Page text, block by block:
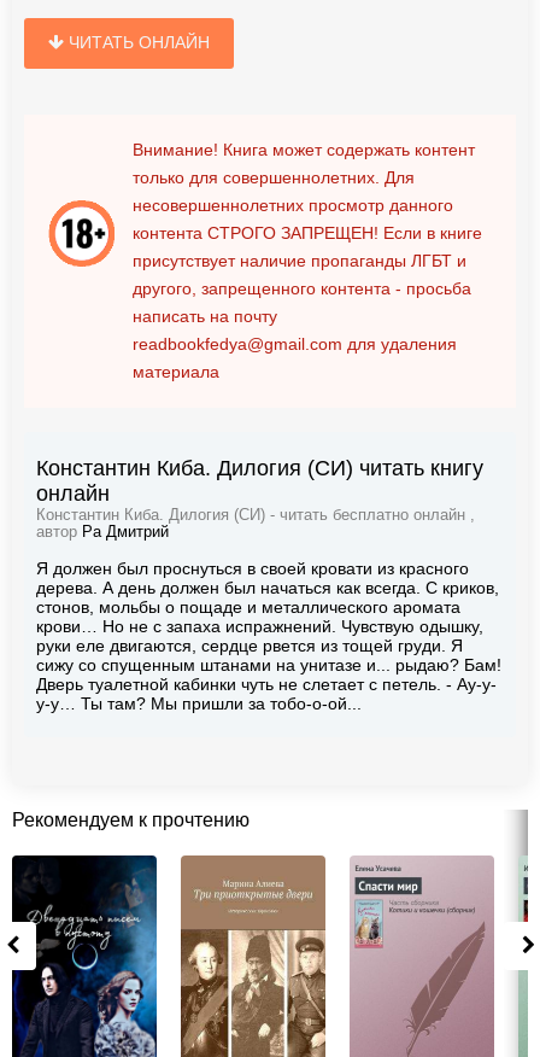
ЧИТАТЬ ОНЛАЙН
Внимание! Книга может содержать контент
только для совершеннолетних. Для
несовершеннолетних просмотр данного
контента СТРОГО ЗАПРЕЩЕН! Если в книге
присутствует наличие пропаганды ЛГБТ и
другого, запрещенного контента - просьба
написать на почту
readbookfedya@gmail.com для удаления
материала
Константин Киба. Дилогия (СИ) читать книгу
онлайн
Константин Киба. Дилогия (СИ) - читать бесплатно онлайн ,
автор Ра Дмитрий
Я должен был проснуться в своей кровати из красного
дерева. А день должен был начаться как всегда. С криков,
стонов, мольбы о пощаде и металлического аромата
крови… Но не с запаха испражнений. Чувствую одышку,
руки еле двигаются, сердце рвется из тощей груди. Я
сижу со спущенным штанами на унитазе и... рыдаю? Бам!
Дверь туалетной кабинки чуть не слетает с петель. - Ау-у-
у-у… Ты там? Мы пришли за тобо-о-ой...
Рекомендуем к прочтению